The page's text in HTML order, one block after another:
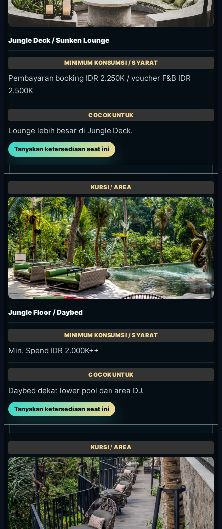
Area tertentu tanpa minimum / Walk-in
saat datang/reservasi.
Kunjungan singkat tanpa mengunci seat berbayar.
Tanyakan ketersediaan seat ini
Seat yang tercantum di widget wajib dipesan minimal H-
1. Pembayaran tidak dapat diuangkan dan disertai
ketersediaan, dan pengecualian di layar booking.
Waktu Kunjungan yang
Disarankan
Untuk menikmati kolam dan pemandangan
siang, datanglah antara tengah hari dan awal
sore. Jika ingin bersantap sambil menikmati
nyaman. Tempat ini buka setiap hari pukul
10.00-20.00. Syarat kursi dan akses kolam dapat
berubah menurut tanggal, jadi konfirmasikan
saat reservasi jika menginginkan kursi tertentu.